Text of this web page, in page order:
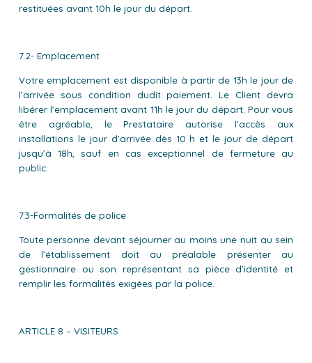
restituées avant 10h le jour du départ.
7.2- Emplacement
Votre emplacement est disponible à partir de 13h le jour de
l’arrivée sous condition dudit paiement. Le Client devra
libérer l’emplacement avant 11h le jour du départ. Pour vous
être agréable, le Prestataire autorise l’accès aux
installations le jour d’arrivée dès 10 h et le jour de départ
jusqu’à 18h, sauf en cas exceptionnel de fermeture au
public.
7.3-Formalités de police
Toute personne devant séjourner au moins une nuit au sein
de l’établissement doit au préalable présenter au
gestionnaire ou son représentant sa pièce d’identité et
remplir les formalités exigées par la police.
ARTICLE 8 – VISITEURS